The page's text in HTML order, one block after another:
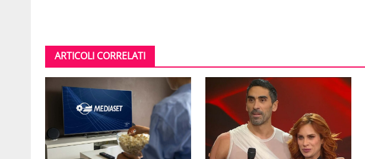
ARTICOLI CORRELATI